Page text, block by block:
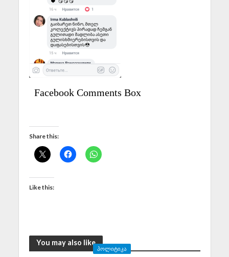
Facebook Comments Box
Share this:
Like this:
You may also like
ᲞᲝᲚᲘᲢᲘᲙᲐ